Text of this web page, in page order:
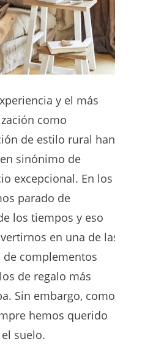
y el más
como
de estilo rural han
en sinónimo de
excepcional. En los
parado de
los tiempos y eso
en una de las
de complementos
de regalo más
Sin embargo, como
hemos querido
suelo.